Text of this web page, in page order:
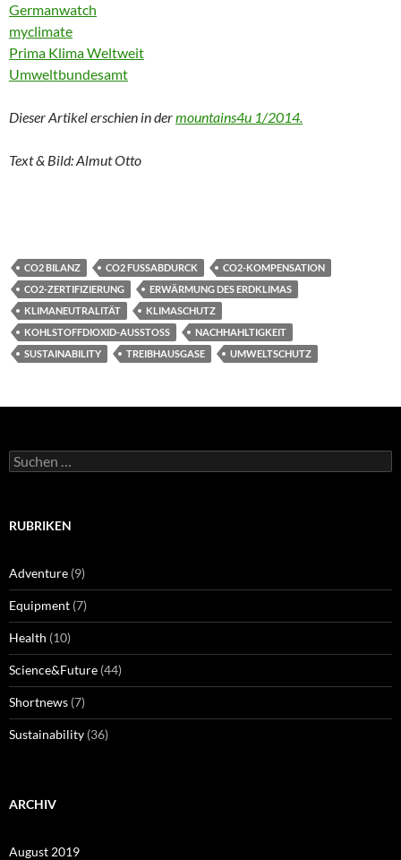
Germanwatch
myclimate
Prima Klima Weltweit
Umweltbundesamt
Dieser Artikel erschien in dermountains4u 1/2014.
Text & Bild: Almut Otto
CO2 BILANZ CO2 FUSSABDURCK
CO2-KOMPENSATION
CO2-ZERTIFIZIERUNG
ERWÄRMUNG DES ERDKLIMAS
KLIMANEUTRALITÄT
KLIMASCHUTZ
KOHLSTOFFDIOXID-AUSSTOSS
NACHHAHLTIGKEIT
SUSTAINABILITY
TREIBHAUSGASE UMWELTSCHUTZ
Suchen
nach:
RUBRIKEN
Adventure (9)
Equipment (7)
Health (10)
Science&Future (44)
Shortnews (7)
Sustainability (36)
ARCHIV
August 2019